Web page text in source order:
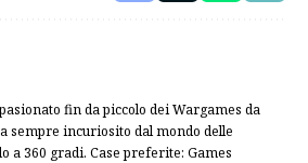
fin da piccolo dei Wargames da
sempre incuriosito dal mondo delle
a 360 gradi. Case preferite: Games